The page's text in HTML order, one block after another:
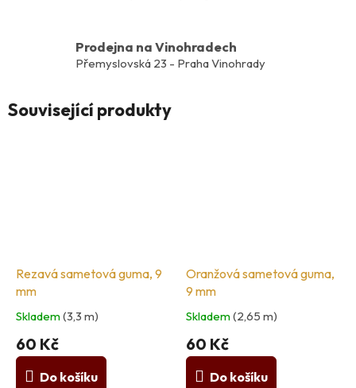
Prodejna na Vinohradech
Přemyslovská 23 - Praha Vinohrady
Související produkty
Rezavá sametová guma, 9
mm
Skladem(3,3 m)
60 Kč
Do košíku
Oranžová sametová guma,
9 mm
Skladem(2,65 m)
60 Kč
Do košíku